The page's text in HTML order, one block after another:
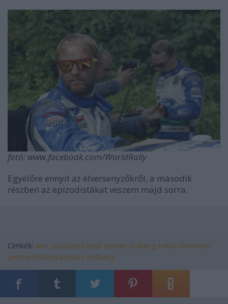
fotó: www.facebook.com/WorldRally
Egyelőre ennyit az élversenyzőkről, a második
részben az epizodistákat veszem majd sorra.
Címkék: wrc sebastien loeb petter solberg mikko hirvonen
jari matti latvala mads ostberg